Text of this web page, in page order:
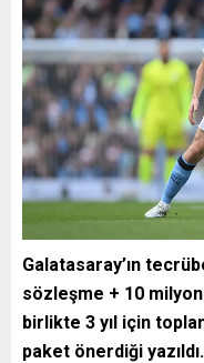
Galatasaray’ın
sözleşme + 10
birlikte 3 yıl için
paket önerdiği yazıldı.